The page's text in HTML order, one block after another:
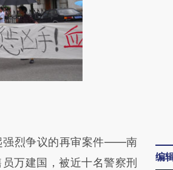
财新文章
JhfQGAUC]
烈争议的再审案件——南
万建国，被近十名警察刑
编